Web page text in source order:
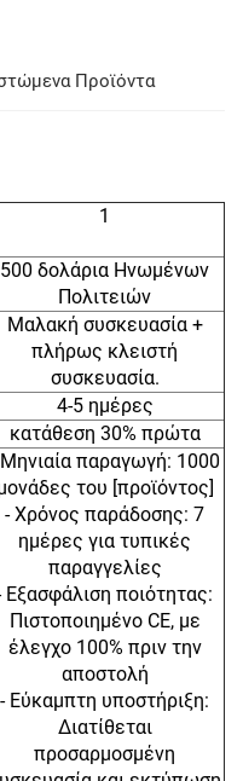
Προϊόντα
1
500 δολάρια Ηνωμένων
Πολιτειών
Μαλακή συσκευασία +
πλήρως κλειστή
συσκευασία.
4-5 ημέρες
κατάθεση 30% πρώτα
παραγωγή: 1000
του [προϊόντος]
- Χρόνος παράδοσης: 7
ημέρες για τυπικές
παραγγελίες
Εξασφάλιση ποιότητας:
Πιστοποιημένο CE, με
έλεγχο 100% πριν την
αποστολή
- Εύκαμπτη υποστήριξη:
Διατίθεται
προσαρμοσμένη